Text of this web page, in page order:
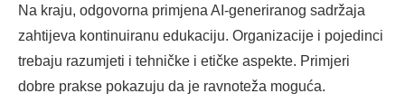
Na kraju, odgovorna primjena AI-generiranog sadržaja
zahtijeva kontinuiranu edukaciju. Organizacije i pojedinci
trebaju razumjeti i tehničke i etičke aspekte. Primjeri
dobre prakse pokazuju da je ravnoteža moguća.